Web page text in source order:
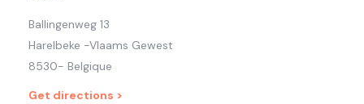
Ballingenweg 13
Harelbeke -Vlaams Gewest
8530- Belgique
Get directions >